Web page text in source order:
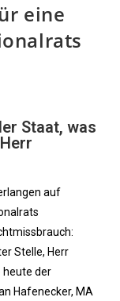
eine
Staat, was
auf
Stelle, Herr
heute der
Hafenecker, MA